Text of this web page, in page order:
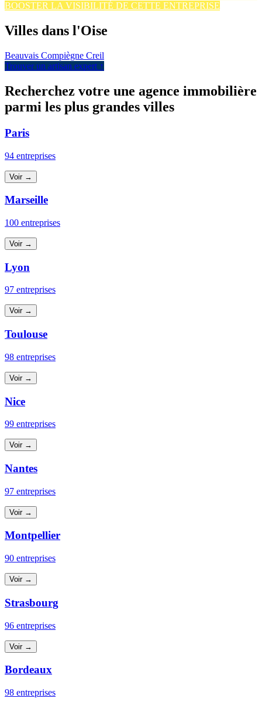
BOOSTER LA VISIBILITÉ DE CETTE ENTREPRISE
Villes dans l'Oise
Beauvais Compiègne Creil
Trouver un artisan expert ↑
Recherchez votre une agence immobilière
parmi les plus grandes villes
Paris
94 entreprises
Voir →
Marseille
100 entreprises
Voir →
Lyon
97 entreprises
Voir →
Toulouse
98 entreprises
Voir →
Nice
99 entreprises
Voir →
Nantes
97 entreprises
Voir →
Montpellier
90 entreprises
Voir →
Strasbourg
96 entreprises
Voir →
Bordeaux
98 entreprises